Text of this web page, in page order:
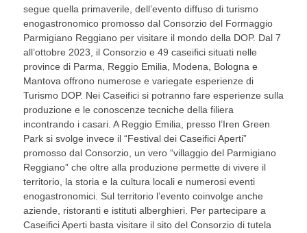
segue quella primaverile, dell’evento diffuso di turismo
enogastronomico promosso dal Consorzio del Formaggio
Parmigiano Reggiano per visitare il mondo della DOP. Dal 7
all’ottobre 2023, il Consorzio e 49 caseifici situati nelle
province di Parma, Reggio Emilia, Modena, Bologna e
Mantova offrono numerose e variegate esperienze di
Turismo DOP. Nei Caseifici si potranno fare esperienze sulla
produzione e le conoscenze tecniche della filiera
incontrando i casari. A Reggio Emilia, presso l’Iren Green
Park si svolge invece il “Festival dei Caseifici Aperti”
promosso dal Consorzio, un vero “villaggio del Parmigiano
Reggiano” che oltre alla produzione permette di vivere il
territorio, la storia e la cultura locali e numerosi eventi
enogastronomici. Sul territorio l’evento coinvolge anche
aziende, ristoranti e istituti alberghieri. Per partecipare a
Caseifici Aperti basta visitare il sito del Consorzio di tutela